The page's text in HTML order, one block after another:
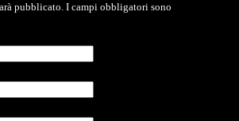
pubblicato. I campi obbligatori sono